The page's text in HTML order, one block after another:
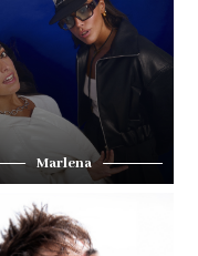
Marlena